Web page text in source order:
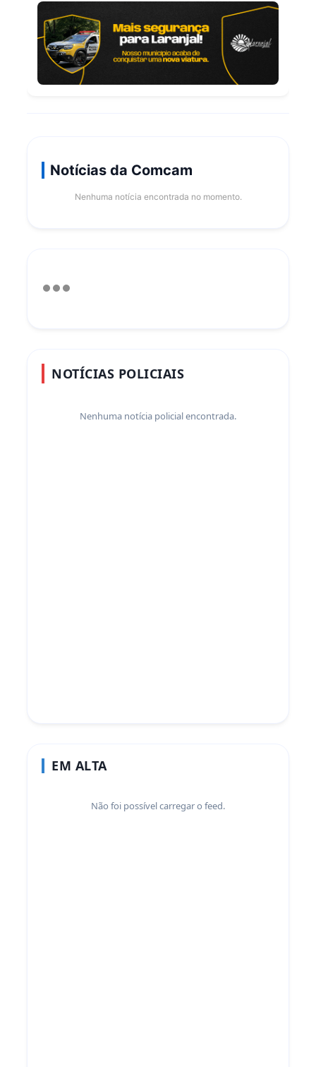
Notícias da Comcam
Nenhuma notícia encontrada no momento.
NOTÍCIAS POLICIAIS
Nenhuma notícia policial encontrada.
EM ALTA
Não foi possível carregar o feed.